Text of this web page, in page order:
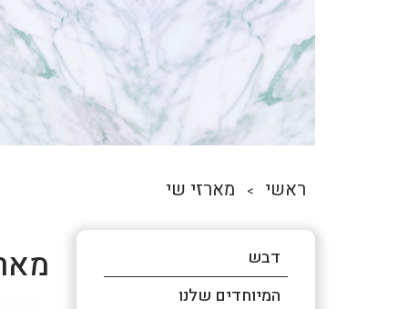
ראשי > מארזי שי
דבש
המיוחדים שלנו